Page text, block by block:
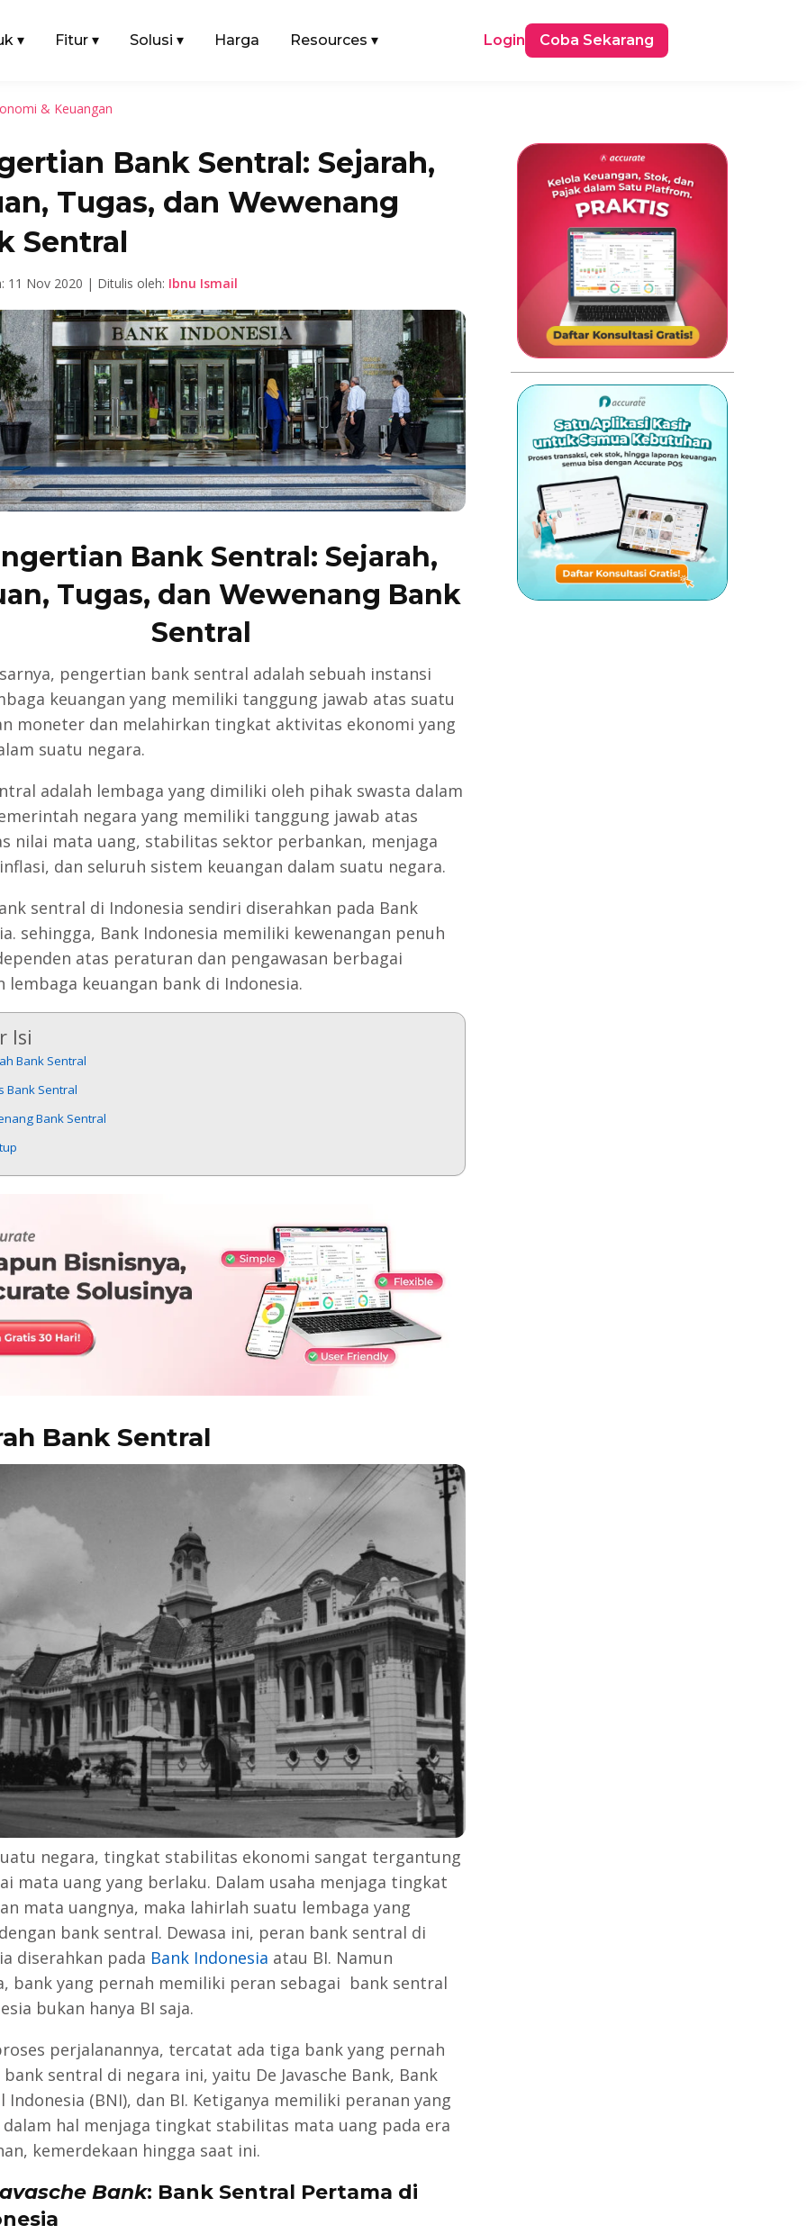
▾ Fitur ▾ Solusi ▾ Harga Resources ▾ Login Coba Sekarang
& Keuangan
Bank Sentral: Sejarah,
Tugas, dan Wewenang
Sentral
11 Nov 2020 | Ditulis oleh: Ibnu Ismail
Bank Sentral: Sejarah,
Tugas, dan Wewenang Bank
Sentral
pengertian bank sentral adalah sebuah instansi
keuangan yang memiliki tanggung jawab atas suatu
moneter dan melahirkan tingkat aktivitas ekonomi yang
suatu negara.
adalah lembaga yang dimiliki oleh pihak swasta dalam
negara yang memiliki tanggung jawab atas
nilai mata uang, stabilitas sektor perbankan, menjaga
dan seluruh sistem keuangan dalam suatu negara.
sentral di Indonesia sendiri diserahkan pada Bank
sehingga, Bank Indonesia memiliki kewenangan penuh
atas peraturan dan pengawasan berbagai
lembaga keuangan bank di Indonesia.
Isi
Bank Sentral
Bank Sentral
Bank Sentral
Bank Sentral
negara, tingkat stabilitas ekonomi sangat tergantung
mata uang yang berlaku. Dalam usaha menjaga tingkat
mata uangnya, maka lahirlah suatu lembaga yang
bank sentral. Dewasa ini, peran bank sentral di
diserahkan pada Bank Indonesia atau BI. Namun
bank yang pernah memiliki peran sebagai bank sentral
bukan hanya BI saja.
perjalanannya, tercatat ada tiga bank yang pernah
sentral di negara ini, yaitu De Javasche Bank, Bank
Indonesia (BNI), dan BI. Ketiganya memiliki peranan yang
hal menjaga tingkat stabilitas mata uang pada era
kemerdekaan hingga saat ini.
Bank: Bank Sentral Pertama di